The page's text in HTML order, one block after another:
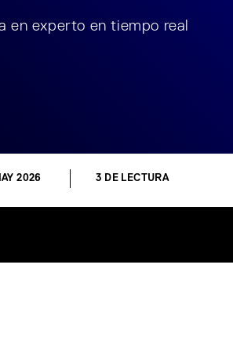
en experto en tiempo real
2026 3 DE LECTURA